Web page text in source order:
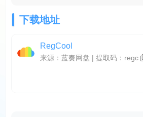
下载地址
RegCool
来源：蓝奏网盘 | 提取码： regc